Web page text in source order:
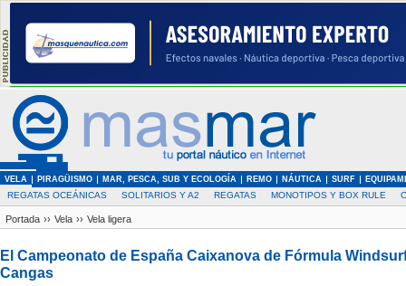
VELA PIRAGÜISMO MAR, PESCA, SUB Y ECOLOGÍA REMO NÁUTICA SURF
REGATAS OCEÁNICAS SOLITARIOS Y A2 REGATAS MONOTIPOS Y BOX RULE
Portada ›› Vela ›› Vela ligera
El Campeonato de España Caixanova de Fórmula
Cangas